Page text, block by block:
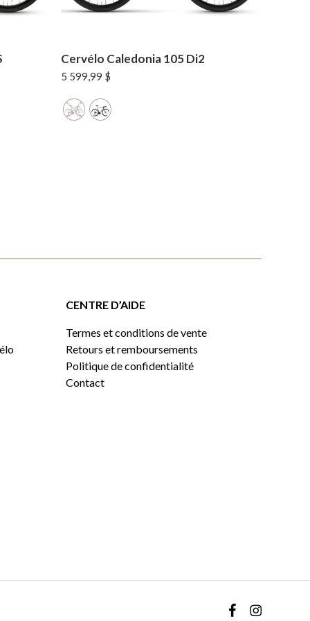
Cervélo Caledonia 105 Di2
5 599,99 $
CENTRE D’AIDE
Termes et conditions de vente
Retours et remboursements
Politique de confidentialité
Contact
facebookinstagram